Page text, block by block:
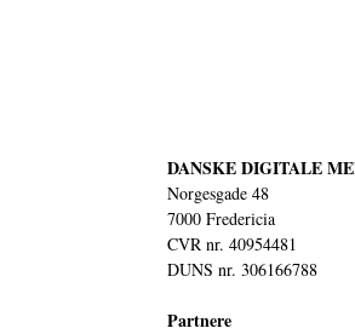
DANSKE DIGITALE
Norgesgade 48
7000 Fredericia
CVR nr. 40954481
DUNS nr. 306166788
Partnere